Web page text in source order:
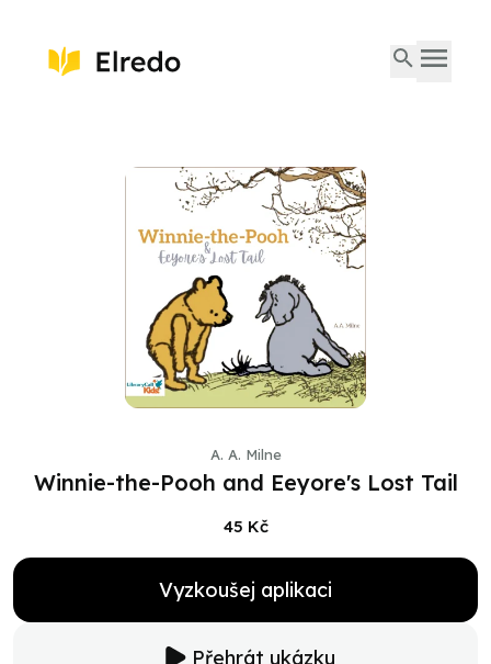
A. A. Milne
Winnie-the-Pooh and Eeyore's Lost Tail
45 Kč
Vyzkoušej aplikaci
Přehrát ukázku